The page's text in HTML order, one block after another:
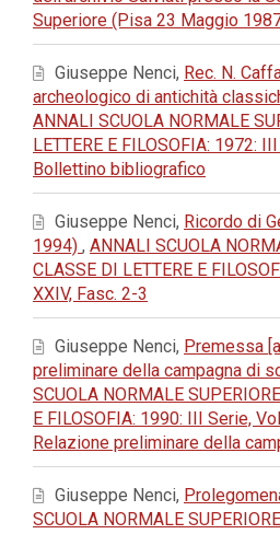
Superiore (Pisa 23 Maggio
Giuseppe Nenci, Rec. N.
archeologico di antichità
ANNALI SCUOLA NORMALE
LETTERE E FILOSOFIA: 1972:
Bollettino bibliografico
Giuseppe Nenci, Ricordo di
1994) , ANNALI SCUOLA
CLASSE DI LETTERE E
XXIV, Fasc. 2-3
Giuseppe Nenci, Premessa
preliminare della campagna di
SCUOLA NORMALE
E FILOSOFIA: 1990: III Serie,
Relazione preliminare della
Giuseppe Nenci,
SCUOLA NORMALE